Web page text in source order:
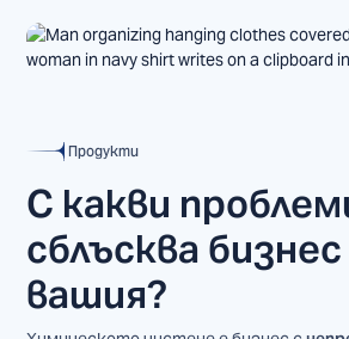
Продукти
С какви
сблъсква
вашия?